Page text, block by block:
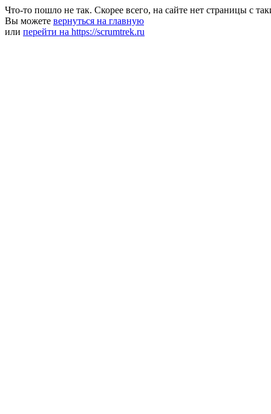
Что-то пошло не так. Скорее всего, на сайте нет страницы с
Вы можете вернуться на главную
или перейти на https://scrumtrek.ru